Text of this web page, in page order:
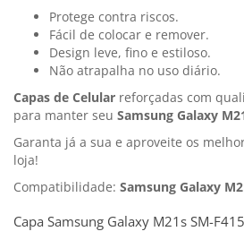
Protege contra riscos.
Fácil de colocar e remover.
Design leve, fino e estiloso.
Não atrapalha no uso diário.
Capas de Celular reforçadas com
para manter seu Samsung Galaxy
Garanta já a sua e aproveite os
loja!
Compatibilidade: Samsung Galaxy
Capa Samsung Galaxy M21s SM-F415